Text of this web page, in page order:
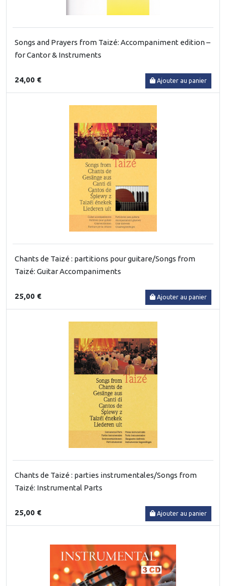
Songs and Prayers from Taizé: Accompaniment edition –
for Cantor & Instruments
24,00 € Ajouter au panier
Chants de Taizé : partitions pour guitare/Songs from
Taizé: Guitar Accompaniments
25,00 € Ajouter au panier
Chants de Taizé : parties instrumentales/Songs from
Taizé: Instrumental Parts
25,00 € Ajouter au panier